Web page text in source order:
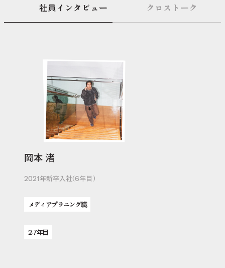
社員インタビュー クロストーク
岡本 渚
2021年新卒入社(6年目)
メディアプラニング職
2-7年目